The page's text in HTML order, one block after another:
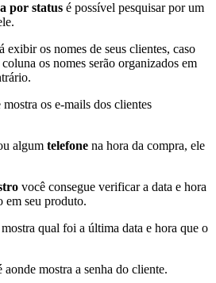
por status é possível pesquisar por um
exibir os nomes de seus clientes, caso
os nomes serão organizados em
mostra os e-mails dos clientes
algum telefone na hora da compra, ele
você consegue verificar a data e hora
em seu produto.
mostra qual foi a última data e hora que o
aonde mostra a senha do cliente.